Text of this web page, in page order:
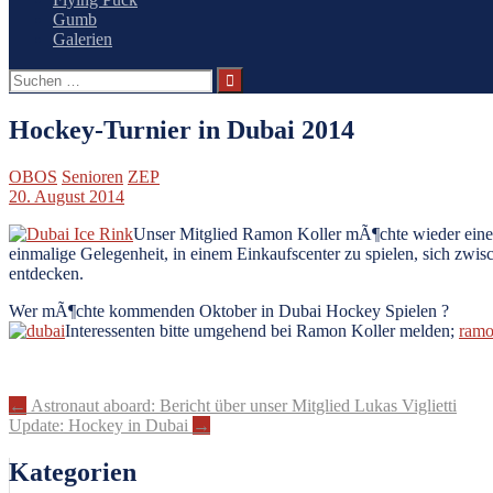
Gumb
Galerien
Suchen
nach:
Hockey-Turnier in Dubai 2014
OBOS Senioren ZEP
20. August 2014
Unser Mitglied Ramon Koller mÃ¶chte wieder
einmalige Gelegenheit, in einem Einkaufscenter zu spielen, sich
entdecken.
Wer mÃ¶chte kommenden Oktober in Dubai Hockey Spielen ?
Interessenten bitte umgehend bei Ramon Koller melden;
Artikel-
Navigation
← Astronaut aboard: Bericht über unser Mitglied Lukas Viglietti
Update: Hockey in Dubai →
Kategorien